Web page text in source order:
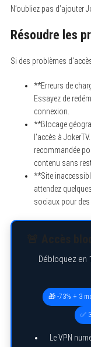
N’oubliez pas d’ajouter
Résoudre les
Si des problèmes
**Erreurs de
Essayez de
connexion.
**Blocage
l’accès à
recommandée
contenu sans
**Site
attendez
sociaux pour
Débloquez en
🎁 -73% + 3
✅
Le VPN